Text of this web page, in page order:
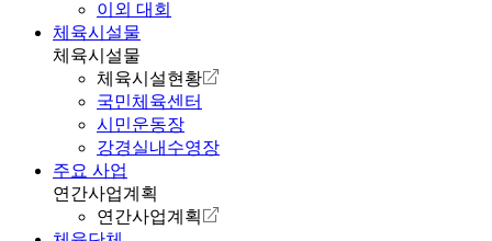
이외 대회
체육시설물
체육시설물
체육시설현황
국민체육센터
시민운동장
강경실내수영장
주요 사업
연간사업계획
연간사업계획